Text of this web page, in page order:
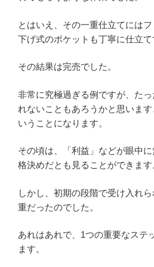
とはいえ、その一重仕立てには
下げ式のポケットも丁寧に仕立て
その結果は完売でした。
非常に究極過ぎる例ですが、た
れないこともあろうかと思いま
いうことになります。
その頃は、「利益」などが眼中
格決めだとも見ることができます
しかし、初期の段階で受け入れ
重だったのでした。
あれはあれで、1つの重要なステ
ます。